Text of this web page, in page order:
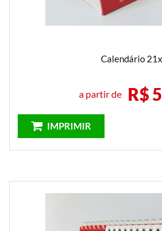
Calendário
a partir de R$
IMPRIMIR